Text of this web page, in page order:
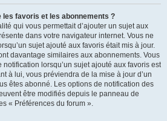
favoris et les abonnements ?
qui vous permettait d’ajouter un sujet aux
dans votre navigateur internet. Vous ne
sujet ajouté aux favoris était mis à jour.
davantage similaires aux abonnements. Vous
lorsqu’un sujet ajouté aux favoris est
à lui, vous préviendra de la mise à jour d’un
êtes abonné. Les options de notification des
être modifiés depuis le panneau de
« Préférences du forum ».